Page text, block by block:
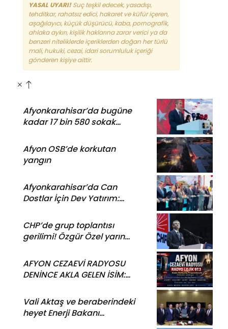
YASAL UYARI!Suç teşkil edecek, yasadışı,
tehditkar, rahatsız edici, hakaret ve küfür içeren,
aşağılayıcı, küçük düşürücü, kaba, pornografik,
ahlaka aykırı, kişilik haklarına zarar verici ya da
benzeri niteliklerde içeriklerden doğan her türlü
mali, hukuki, cezai, idari sorumluluk içeriği
gönderen kişiye aittir.
Afyonkarahisar’da bugüne
kadar 17 bin 580 sokak
Afyon OSB’de korkutan
yangın
Afyonkarahisar’da Can
Dostlar İçin Dev Yatırım:
Rehabilitasyon Merkezi Açıldı
CHP’de grup toplantısı
gerilimi! Özgür Özel yarın
AFYON CEZAEVİ RADYOSU
DENİNCE AKLA GELEN İSİM:
Vali Aktaş ve beraberindeki
heyet Enerji Bakanı